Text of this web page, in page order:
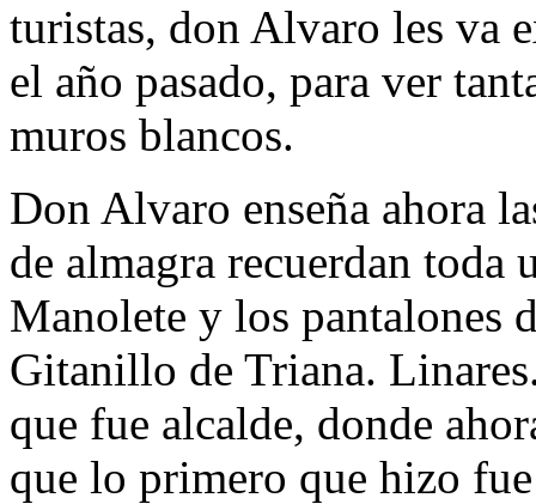
turistas, don Alvaro les va
el año pasado, para ver
muros blancos.
Don Alvaro enseña ahora
de almagra recuerdan toda
Manolete y los pantalones
Gitanillo de Triana.
que fue alcalde, donde
que lo primero que hizo